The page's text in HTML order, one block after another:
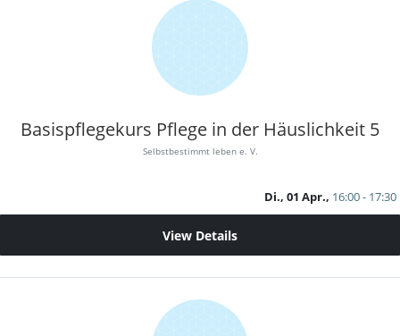
Basispflegekurs Pflege in der Häuslichkeit 5
Selbstbestimmt leben e. V.
Di., 01 Apr., 16:00 - 17:30
View Details